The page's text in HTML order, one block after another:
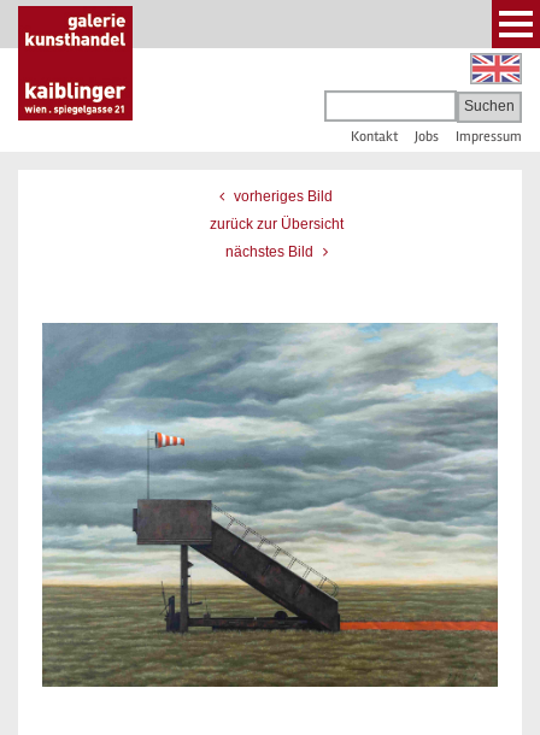
Kontakt Jobs Impressum
vorheriges Bild
zurück zur Übersicht
nächstes Bild